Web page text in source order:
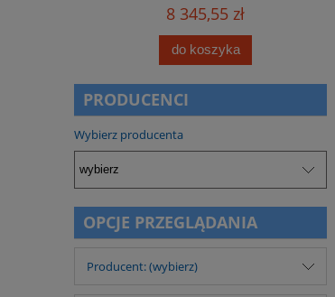
8 345,55 zł
do koszyka
PRODUCENCI
Wybierz producenta
OPCJE PRZEGLĄDANIA
Producent: (wybierz)